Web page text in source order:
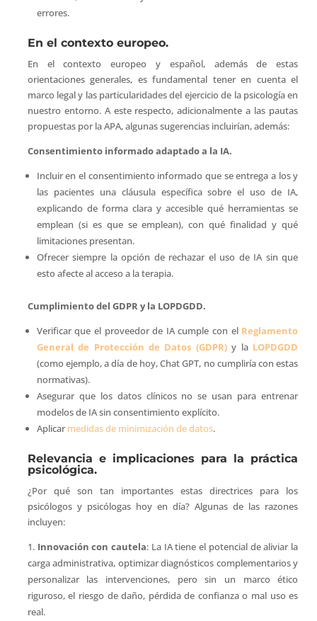
errores.
En el contexto europeo.
En el contexto europeo y español, además de estas
orientaciones generales, es fundamental tener en cuenta el
marco legal y las particularidades del ejercicio de la psicología en
nuestro entorno. A este respecto, adicionalmente a las pautas
propuestas por la APA, algunas sugerencias incluirían, además:
Consentimiento informado adaptado a la IA.
Incluir en el consentimiento informado que se entrega a los y
las pacientes una cláusula específica sobre el uso de IA,
explicando de forma clara y accesible qué herramientas se
emplean (si es que se emplean), con qué finalidad y qué
limitaciones presentan.
Ofrecer siempre la opción de rechazar el uso de IA sin que
esto afecte al acceso a la terapia.
Cumplimiento del GDPR y la LOPDGDD.
Verificar que el proveedor de IA cumple con el Reglamento
General de Protección de Datos (GDPR)y la LOPDGDD
(como ejemplo, a día de hoy, Chat GPT, no cumpliría con estas
normativas).
Asegurar que los datos clínicos no se usan para entrenar
modelos de IA sin consentimiento explícito.
Aplicarmedidas de minimización de datos.
Relevancia e implicaciones para la práctica
psicológica.
¿Por qué son tan importantes estas directrices para los
psicólogos y psicólogas hoy en día? Algunas de las razones
incluyen:
Innovación con cautela: La IA tiene el potencial de aliviar la
carga administrativa, optimizar diagnósticos complementarios y
personalizar las intervenciones, pero sin un marco ético
riguroso, el riesgo de daño, pérdida de confianza o mal uso es
real.